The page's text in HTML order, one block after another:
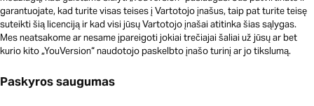
garantuojate, kad turite visas teises į Vartotojo įnašus, taip pat turite teisę
suteikti šią licenciją ir kad visi jūsų Vartotojo įnašai atitinka šias sąlygas.
Mes neatsakome ar nesame įpareigoti jokiai trečiajai šaliai už jūsų ar bet
kurio kito „YouVersion“ naudotojo paskelbto įnašo turinį ar jo tikslumą.
Paskyros saugumas